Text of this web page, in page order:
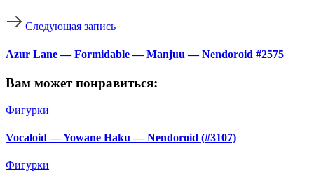
Следующая запись
Azur Lane — Formidable — Manjuu — Nendoroid #2575
Вам может понравиться:
Фигурки
Vocaloid — Yowane Haku — Nendoroid (#3107)
Фигурки